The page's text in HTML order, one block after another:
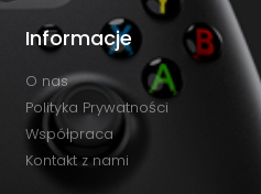
Informacje
O nas
Polityka Prywatności
Współpraca
Kontakt z nami